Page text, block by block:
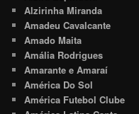
Alzirinha Miranda
Amadeu Cavalcante
Amado Maita
Amália Rodrigues
Amarante e Amaraí
América Do Sol
América Futebol Clube